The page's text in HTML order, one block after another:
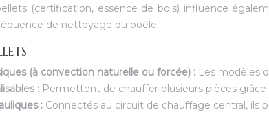
(certification, essence de bois) influence
de nettoyage du poêle.
(à convection naturelle ou forcée) : Les modèles
: Permettent de chauffer plusieurs pièces
: Connectés au circuit de chauffage central, ils